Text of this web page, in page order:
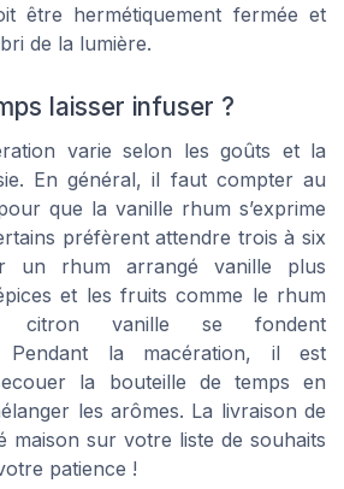
être hermétiquement fermée et
de la lumière.
laisser infuser ?
varie selon les goûts et la
En général, il faut compter au
que la vanille rhum s’exprime
préfèrent attendre trois à six
un rhum arrangé vanille plus
et les fruits comme le rhum
vanille se fondent
Pendant la macération, il est
la bouteille de temps en
les arômes. La livraison de
maison sur votre liste de souhaits
patience !